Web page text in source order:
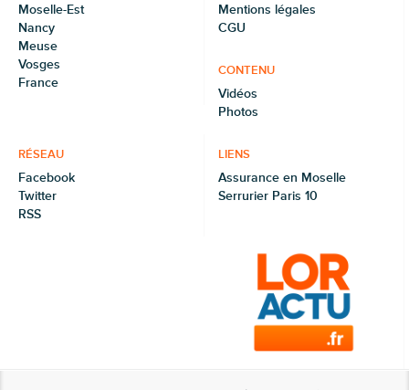
Moselle-Est
Nancy
Meuse
Vosges
France
Mentions légales
CGU
CONTENU
Vidéos
Photos
RÉSEAU
Facebook
Twitter
RSS
LIENS
Assurance en Moselle
Serrurier Paris 10